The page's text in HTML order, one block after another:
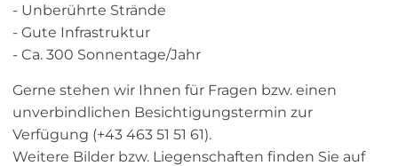
- Unberührte Strände
- Gute Infrastruktur
- Ca. 300 Sonnentage/Jahr
Gerne stehen wir Ihnen für Fragen bzw. einen
unverbindlichen Besichtigungstermin zur
Verfügung (+43 463 51 51 61).
Weitere Bilder bzw. Liegenschaften finden Sie auf